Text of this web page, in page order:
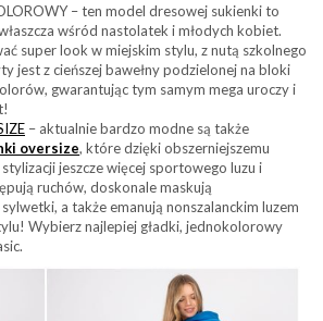
– ten model dresowej sukienki to
wśród nastolatek i młodych kobiet.
super look w miejskim stylu, z nutą szkolnego
jest z cieńszej bawełny podzielonej na bloki
gwarantując tym samym mega uroczy i
– aktualnie bardzo modne są także
oversize, które dzięki obszerniejszemu
jeszcze więcej sportowego luzu i
ruchów, doskonale maskują
a także emanują nonszalanckim luzem
Wybierz najlepiej gładki, jednokolorowy